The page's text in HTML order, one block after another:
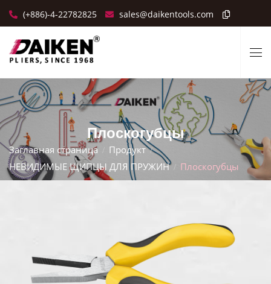
(+886)-4-22782825 sales@daikentools.com
Плоскогубцы
Заглавная страница
Продукт
НЕВИДИМЫЕ ЩИПЦЫ ДЛЯ ПРУЖИН
Плоскогубцы